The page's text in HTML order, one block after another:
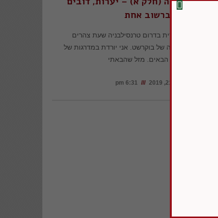
וברשוב אחת
בתחבורה ציבורית בדרום טרנסילבניה שעת צהרים
בשדה התעופה של בוקרשט. אני יורדת במדרגות של
טרמינל הבאים. מזל שהבאתי
6:31 pm